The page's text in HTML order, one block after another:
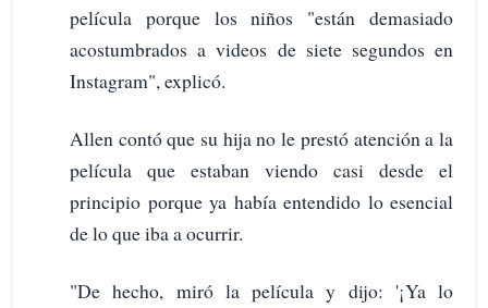
película porque los niños "están demasiado
acostumbrados a videos de siete segundos en
Instagram", explicó.
Allen contó que su hija no le prestó atención a la
película que estaban viendo casi desde el
principio porque ya había entendido lo esencial
de lo que iba a ocurrir.
"De hecho, miró la película y dijo: '¡Ya lo